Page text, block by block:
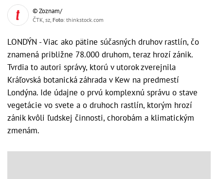
© Zoznam/
ČTK, sz, Foto: thinkstock.com
LONDÝN - Viac ako pätine súčasných druhov rastlín, čo
znamená približne 78.000 druhom, teraz hrozí zánik.
Tvrdia to autori správy, ktorú v utorok zverejnila
Kráľovská botanická záhrada v Kew na predmestí
Londýna. Ide údajne o prvú komplexnú správu o stave
vegetácie vo svete a o druhoch rastlín, ktorým hrozí
zánik kvôli ľudskej činnosti, chorobám a klimatickým
zmenám.